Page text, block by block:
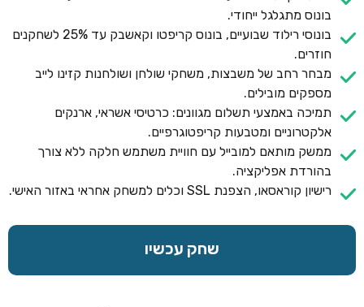
בונוס מתגלגל ייחודי.
בונוסי רילוד שבועיים, בונוס קריפטו וקאשבק עד 25% לשחקנים
חוזרים.
מבחר רחב של משבצות, משחקי שולחן ושולחנות קזינו לייב
מספקים מובילים.
תמיכה באמצעי תשלום מגוונים: כרטיסי אשראי, ארנקים
אלקטרוניים ומטבעות קריפטוגרפיים.
ממשק מותאם למובייל עם חוויית משתמש חלקה ללא צורך
בהורדת אפליקציה.
רישיון קוראסאו, הצפנת SSL וכלים למשחק אחראי באזור האישי.
שחק עכשיו